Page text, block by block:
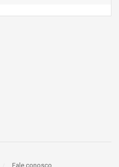
Fale conosco